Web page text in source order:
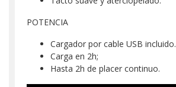
POTENCIA
Cargador por cable USB incluido.
Carga en 2h;
Hasta 2h de placer continuo.